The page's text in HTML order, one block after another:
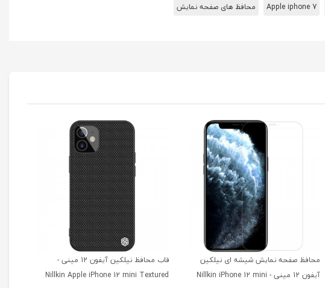
Apple iphone 7 محافظ های صفحه نمایش
محافظ صفحه نمایش شیشه ای نیلکین
آیفون 12 مینی - Nillkin iPhone 12 mini
قاب محافظ نیلکین آیفون 12 مینی -
Nillkin Apple iPhone 12 mini Textured